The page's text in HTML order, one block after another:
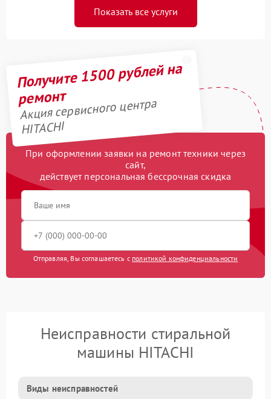
Показать все услуги
Получите 1500 рублей на
ремонт
Акция сервисного центра
HITACHI
При оформлении заявки на ремонт техники через
сайт,
действует персональная бессрочная скидка
Отправляя, Вы соглашаетесь с политикой конфиденциальности
Неисправности стиральной
машины HITACHI
Виды неисправностей